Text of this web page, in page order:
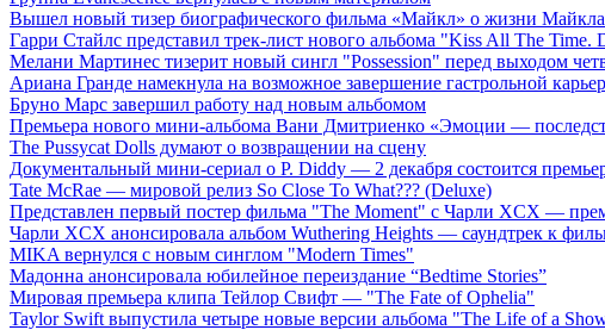
Вышел новый тизер биографического фильма «Майкл» о жизни
Гарри Стайлс представил трек-лист нового альбома "Kiss All The Time.
Мелани Мартинес тизерит новый сингл "Possession" перед выходом
Ариана Гранде намекнула на возможное завершение гастрольной
Бруно Марс завершил работу над новым альбомом
Премьера нового мини-альбома Вани Дмитриенко «Эмоции —
The Pussycat Dolls думают о возвращении на сцену
Документальный мини-сериал о P. Diddy — 2 декабря состоится
Tate McRae — мировой релиз So Close To What??? (Deluxe)
Представлен первый постер фильма "The Moment" с Чарли XCX —
Чарли XCX анонсировала альбом Wuthering Heights — саундтрек к
MIKA вернулся с новым синглом "Modern Times"
Мадонна анонсировала юбилейное переиздание “Bedtime Stories”
Мировая премьера клипа Тейлор Свифт — "The Fate of Ophelia"
Taylor Swift выпустила четыре новые версии альбома "The Life of a